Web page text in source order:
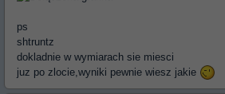
ps
shtruntz
dokladnie w wymiarach sie miesci
juz po zlocie,wyniki pewnie wiesz jakie